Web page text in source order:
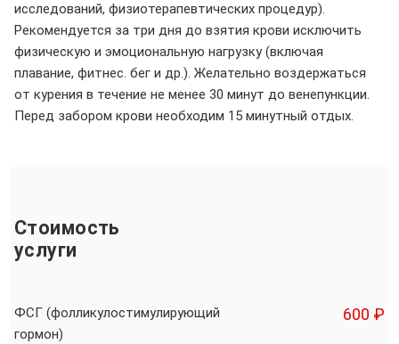
исследований, физиотерапевтических процедур).
Рекомендуется за три дня до взятия крови исключить
физическую и эмоциональную нагрузку (включая
плавание, фитнес. бег и др.). Желательно воздержаться
от курения в течение не менее 30 минут до венепункции.
Перед забором крови необходим 15 минутный отдых.
Стоимость
услуги
ФСГ (фолликулостимулирующий
гормон)
600 ₽